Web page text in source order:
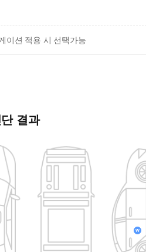
이션 적용 시 선택가능
결과